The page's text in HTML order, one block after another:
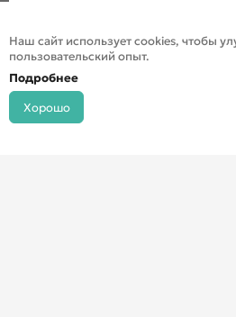
Наш сайт использует cookies, чтобы
пользовательский опыт.
Подробнее
Хорошо